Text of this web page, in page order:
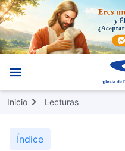
Inicio Lecturas
Índice